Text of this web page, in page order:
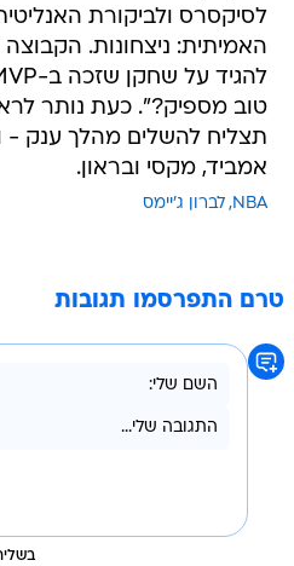
לסיקסרס ולביקורת
האמיתית: ניצחונות.
טוב מספיק?". כעת נותר
תצליח להשלים מהלך ענק -
אמביד, מקסי ובראון.
NBA לברון ג'יימס
טרם התפרסמו תגובות